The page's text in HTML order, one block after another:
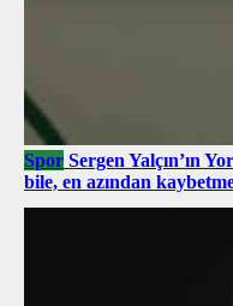
Spor Sergen Yalçın’ın
bile, en azından